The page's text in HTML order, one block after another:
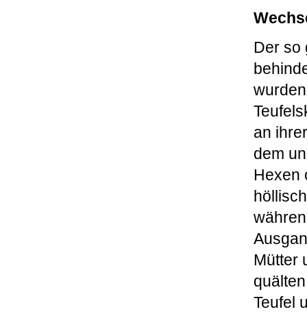
Der so
an
dem
Hexen
Mütter
Teufel